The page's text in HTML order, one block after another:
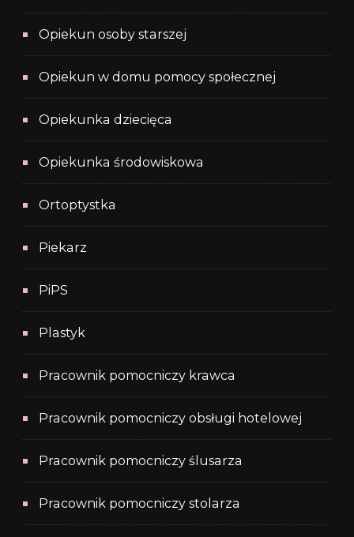
Opiekun osoby starszej
Opiekun w domu pomocy społecznej
Opiekunka dziecięca
Opiekunka środowiskowa
Ortoptystka
Piekarz
PiPS
Plastyk
Pracownik pomocniczy krawca
Pracownik pomocniczy obsługi hotelowej
Pracownik pomocniczy ślusarza
Pracownik pomocniczy stolarza